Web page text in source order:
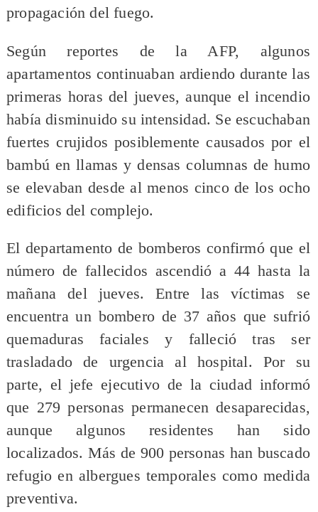
propagación del fuego.
Según reportes de la AFP, algunos
apartamentos continuaban ardiendo durante las
primeras horas del jueves, aunque el incendio
había disminuido su intensidad. Se escuchaban
fuertes crujidos posiblemente causados por el
bambú en llamas y densas columnas de humo
se elevaban desde al menos cinco de los ocho
edificios del complejo.
El departamento de bomberos confirmó que el
número de fallecidos ascendió a 44 hasta la
mañana del jueves. Entre las víctimas se
encuentra un bombero de 37 años que sufrió
quemaduras faciales y falleció tras ser
trasladado de urgencia al hospital. Por su
parte, el jefe ejecutivo de la ciudad informó
que 279 personas permanecen desaparecidas,
aunque algunos residentes han sido
localizados. Más de 900 personas han buscado
refugio en albergues temporales como medida
preventiva.